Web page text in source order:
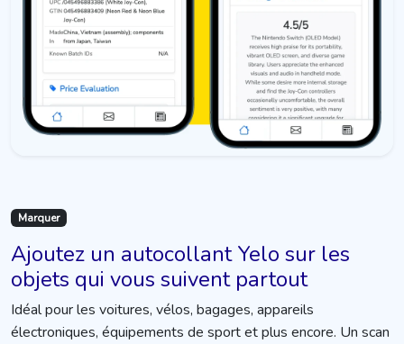
Marquer
Ajoutez un autocollant Yelo sur les
objets qui vous suivent partout
Idéal pour les voitures, vélos, bagages, appareils
électroniques, équipements de sport et plus encore. Un scan